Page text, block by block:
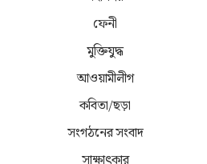
ফেনী
মুক্তিযুদ্ধ
আওয়ামীলীগ
কবিতা/ছড়া
সংগঠনের সংবাদ
সাক্ষাৎকার